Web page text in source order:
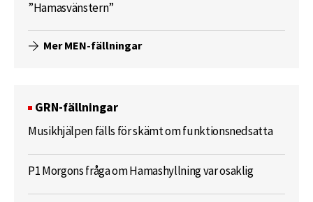
”Hamasvänstern”
Mer MEN-fällningar
GRN-fällningar
Musikhjälpen fälls för skämt om funktionsnedsatta
P1 Morgons fråga om Hamashyllning var osaklig